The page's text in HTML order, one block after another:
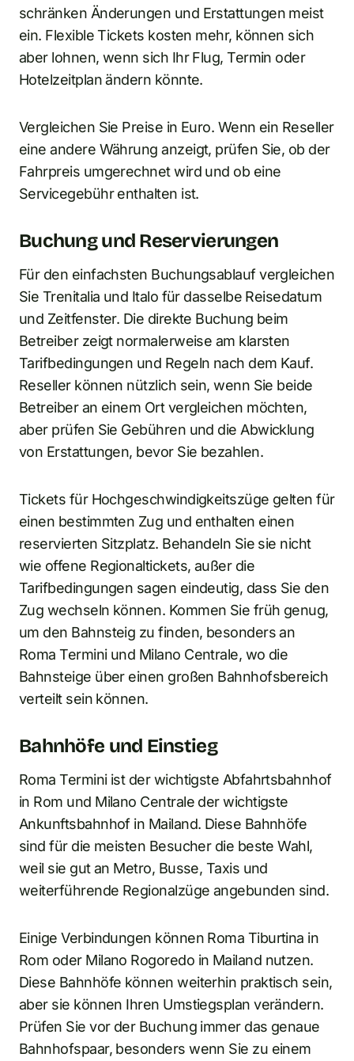
schränken Änderungen und Erstattungen meist
ein. Flexible Tickets kosten mehr, können sich
aber lohnen, wenn sich Ihr Flug, Termin oder
Hotelzeitplan ändern könnte.
Vergleichen Sie Preise in Euro. Wenn ein Reseller
eine andere Währung anzeigt, prüfen Sie, ob der
Fahrpreis umgerechnet wird und ob eine
Servicegebühr enthalten ist.
Buchung und Reservierungen
Für den einfachsten Buchungsablauf vergleichen
Sie Trenitalia und Italo für dasselbe Reisedatum
und Zeitfenster. Die direkte Buchung beim
Betreiber zeigt normalerweise am klarsten
Tarifbedingungen und Regeln nach dem Kauf.
Reseller können nützlich sein, wenn Sie beide
Betreiber an einem Ort vergleichen möchten,
aber prüfen Sie Gebühren und die Abwicklung
von Erstattungen, bevor Sie bezahlen.
Tickets für Hochgeschwindigkeitszüge gelten für
einen bestimmten Zug und enthalten einen
reservierten Sitzplatz. Behandeln Sie sie nicht
wie offene Regionaltickets, außer die
Tarifbedingungen sagen eindeutig, dass Sie den
Zug wechseln können. Kommen Sie früh genug,
um den Bahnsteig zu finden, besonders an
Roma Termini und Milano Centrale, wo die
Bahnsteige über einen großen Bahnhofsbereich
verteilt sein können.
Bahnhöfe und Einstieg
Roma Termini ist der wichtigste Abfahrtsbahnhof
in Rom und Milano Centrale der wichtigste
Ankunftsbahnhof in Mailand. Diese Bahnhöfe
sind für die meisten Besucher die beste Wahl,
weil sie gut an Metro, Busse, Taxis und
weiterführende Regionalzüge angebunden sind.
Einige Verbindungen können Roma Tiburtina in
Rom oder Milano Rogoredo in Mailand nutzen.
Diese Bahnhöfe können weiterhin praktisch sein,
aber sie können Ihren Umstiegsplan verändern.
Prüfen Sie vor der Buchung immer das genaue
Bahnhofspaar, besonders wenn Sie zu einem